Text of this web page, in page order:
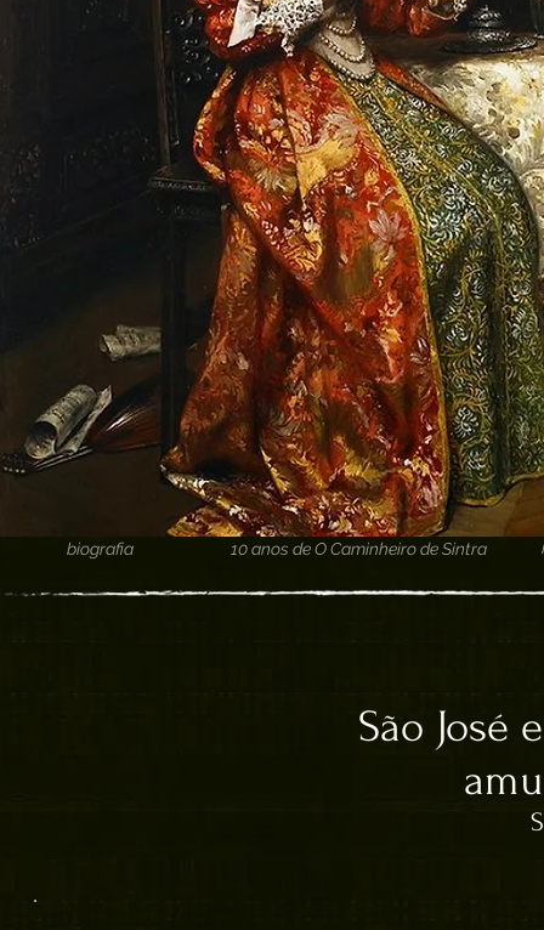
biografia 10 anos de O Caminheiro de Sintra
São José